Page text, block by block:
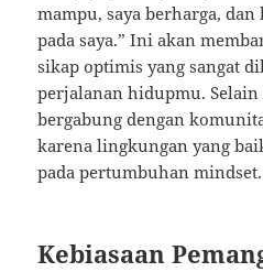
mampu, saya berharga, dan
pada saya.” Ini akan
sikap optimis yang sangat
perjalanan hidupmu.
bergabung dengan
karena lingkungan yang
pada pertumbuhan mindset.
Kebiasaan